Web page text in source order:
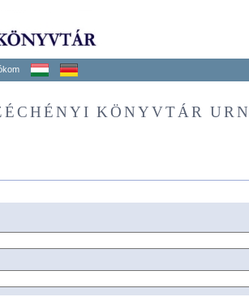
KÖNYVTÁR URN